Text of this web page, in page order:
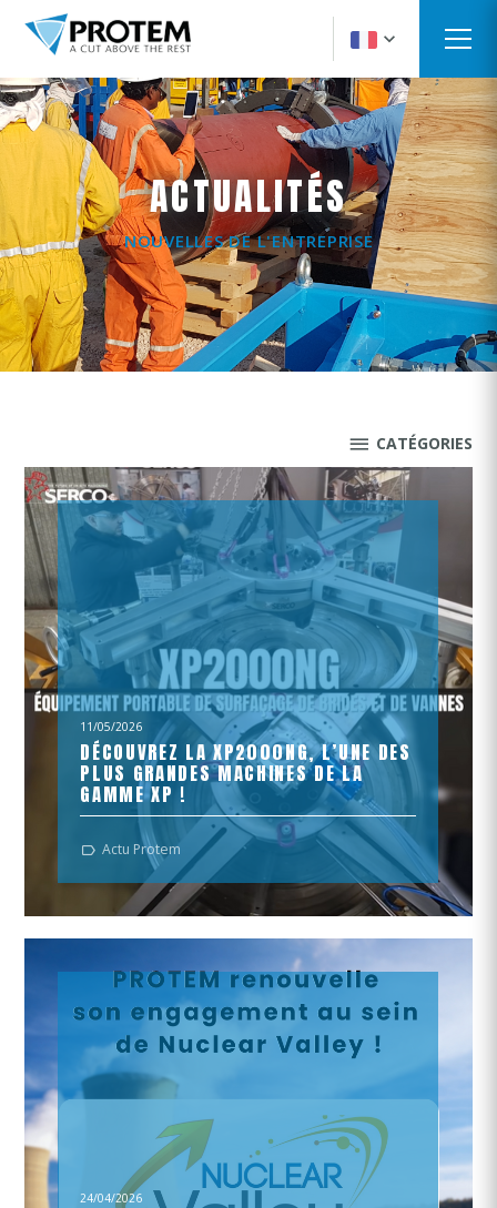
ACTUALITÉS
NOUVELLES DE L'ENTREPRISE
CATÉGORIES
11/05/2026
DÉCOUVREZ LA XP2000NG, L’UNE DES
PLUS GRANDES MACHINES DE LA
GAMME XP !
Machine dédiée au surfaçage portable de brides et
vannes jusqu’à 2000 mm de diamètre.
Actu Protem
24/04/2026